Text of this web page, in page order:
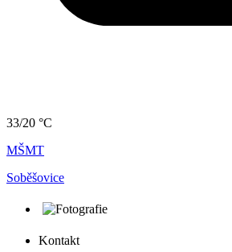
33/20 °C
MŠMT
Soběšovice
Kontakt